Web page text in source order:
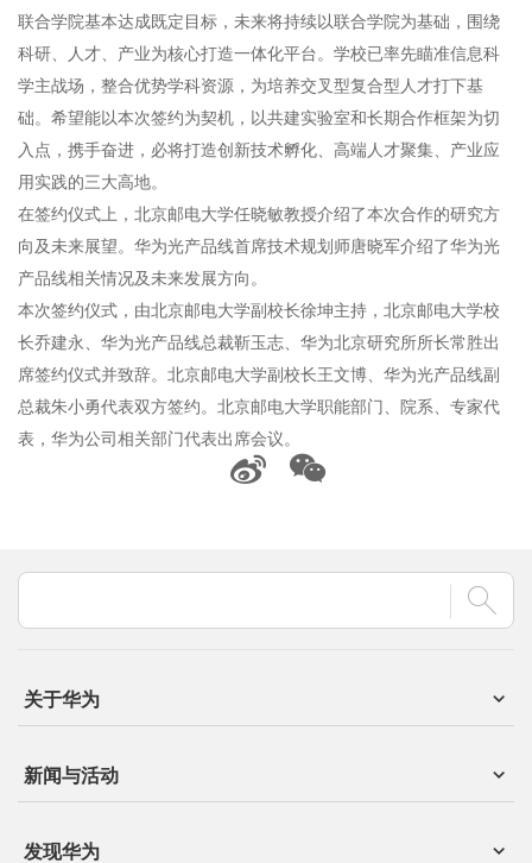
联合学院基本达成既定目标，未来将持续以联合学院为基础，围绕
科研、人才、产业为核心打造一体化平台。学校已率先瞄准信息科
学主战场，整合优势学科资源，为培养交叉型复合型人才打下基
础。希望能以本次签约为契机，以共建实验室和长期合作框架为切
入点，携手奋进，必将打造创新技术孵化、高端人才聚集、产业应
用实践的三大高地。
在签约仪式上，北京邮电大学任晓敏教授介绍了本次合作的研究方
向及未来展望。华为光产品线首席技术规划师唐晓军介绍了华为光
产品线相关情况及未来发展方向。
本次签约仪式，由北京邮电大学副校长徐坤主持，北京邮电大学校
长乔建永、华为光产品线总裁靳玉志、华为北京研究所所长常胜出
席签约仪式并致辞。北京邮电大学副校长王文博、华为光产品线副
总裁朱小勇代表双方签约。北京邮电大学职能部门、院系、专家代
表，华为公司相关部门代表出席会议。
关于华为
新闻与活动
发现华为